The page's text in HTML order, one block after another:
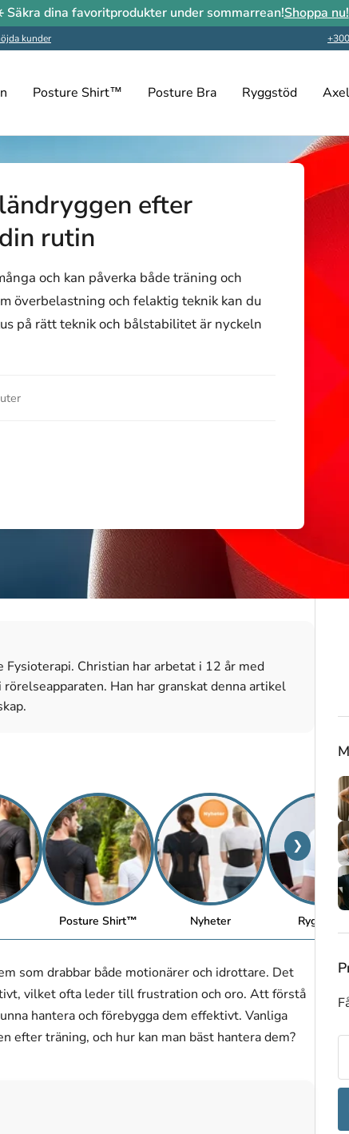
Säkra dina favoritprodukter under sommarrean!Shoppa nu!
kunder
Posture Shirt™ Posture Bra Ryggstöd
efter
rutin
och kan påverka både träning och
överbelastning och felaktig teknik kan du
på rätt teknik och bålstabilitet är nyckeln
Fysioterapi. Christian har arbetat i 12 år med
Han har granskat denna artikel
❯
Posture Shirt™ Nyheter Ryggstöd
som drabbar både motionärer och idrottare. Det
vilket ofta leder till frustration och oro. Att förstå
hantera och förebygga dem effektivt. Vanliga
efter träning, och hur kan man bäst hantera dem?